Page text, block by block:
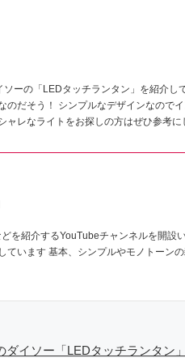
ーの「LEDタッチランタン」を紹介し
のだそう！ シンプルなデザインなので
ャレなライトをお探しの方はぜひ参考に
チャンネルを開設いたしました 新商品や使いやすい
にくかった商品など本音でレビューしています 基本
ダイソー「LEDタッチランタン